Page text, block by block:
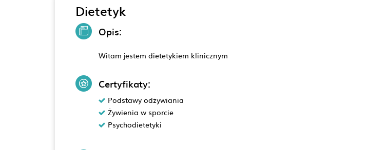
Dietetyk
Opis:
Witam jestem dietetykiem klinicznym
Certyfikaty:
Podstawy odżywiania
Żywienia w sporcie
Psychodietetyki